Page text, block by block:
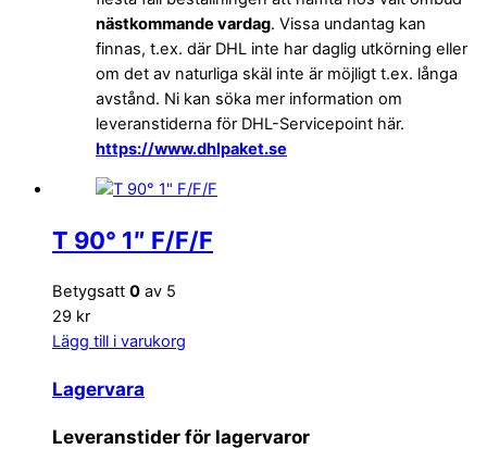
nästkommande vardag. Vissa undantag kan
finnas, t.ex. där DHL inte har daglig utkörning eller
om det av naturliga skäl inte är möjligt t.ex. långa
avstånd. Ni kan söka mer information om
leveranstiderna för DHL-Servicepoint här.
https://www.dhlpaket.se
T 90° 1″ F/F/F
Betygsatt 0 av 5
29 kr
Lägg till i varukorg
Lagervara
Leveranstider för lagervaror